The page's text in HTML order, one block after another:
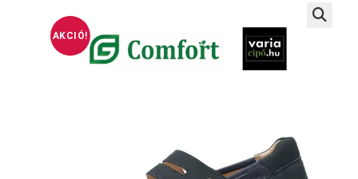
AKCIÓ!